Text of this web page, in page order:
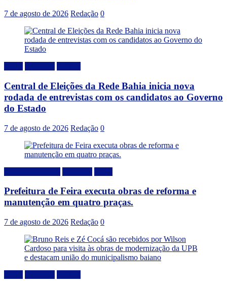
7 de agosto de 2026 Redação 0
Central de Eleições da Rede Bahia inicia nova
rodada de entrevistas com os candidatos ao Governo
do Estado
7 de agosto de 2026 Redação 0
Prefeitura de Feira executa obras de reforma e
manutenção em quatro praças.
7 de agosto de 2026 Redação 0